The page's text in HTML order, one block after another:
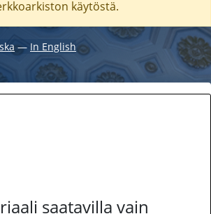
käytöstä.
― In English
saatavilla vain